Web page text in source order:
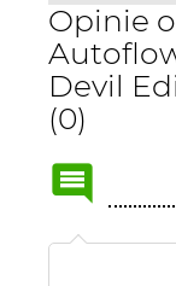
Opinie
Devil
(0)